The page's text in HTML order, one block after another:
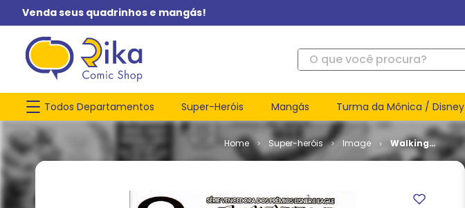
Venda seus quadrinhos e mangás!
O que você procura?
Todos Departamentos Super-Heróis Mangás Turma da Mônica / Disney
Super-heróis Image
Walking
Dead # 03